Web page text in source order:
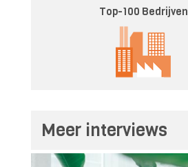
Top-100 Bedrijven
Meer interviews